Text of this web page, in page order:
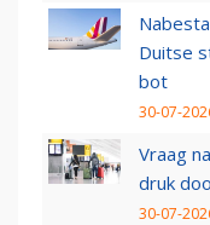
Duitse
bot
30-07-
Vraag
druk
30-07-